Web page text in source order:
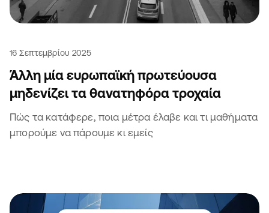
16 Σεπτεμβρίου 2025
Άλλη μία ευρωπαϊκή πρωτεύουσα
μηδενίζει τα θανατηφόρα τροχαία
Πώς τα κατάφερε, ποια μέτρα έλαβε και τι μαθήματα
μπορούμε να πάρουμε κι εμείς